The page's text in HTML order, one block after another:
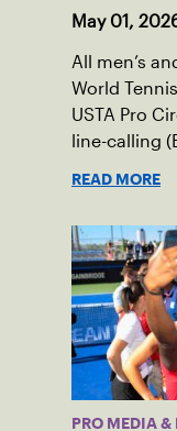
May 01,
All men’s
World
USTA Pro
line-calling
READ MORE
PRO MEDIA &